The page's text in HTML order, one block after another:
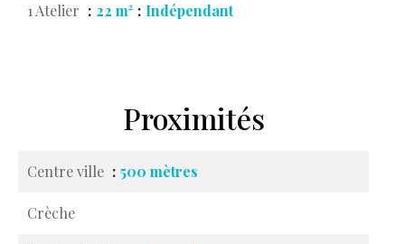
1 Atelier 22 m² Indépendant
Proximités
Centre ville 500 mètres
Crèche